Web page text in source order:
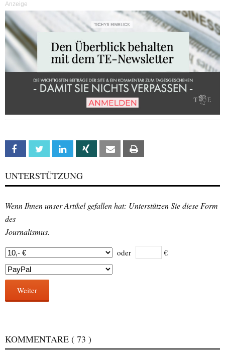
Anzeige
Facebook Twitter Linkedin Xing Email
UNTERSTÜTZUNG
Wenn Ihnen unser Artikel gefallen hat: Unterstützen Sie diese Form
des
Journalismus.
oder €
Weiter
KOMMENTARE ( 73 )